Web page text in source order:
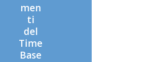
men
ti
del
Time
Base